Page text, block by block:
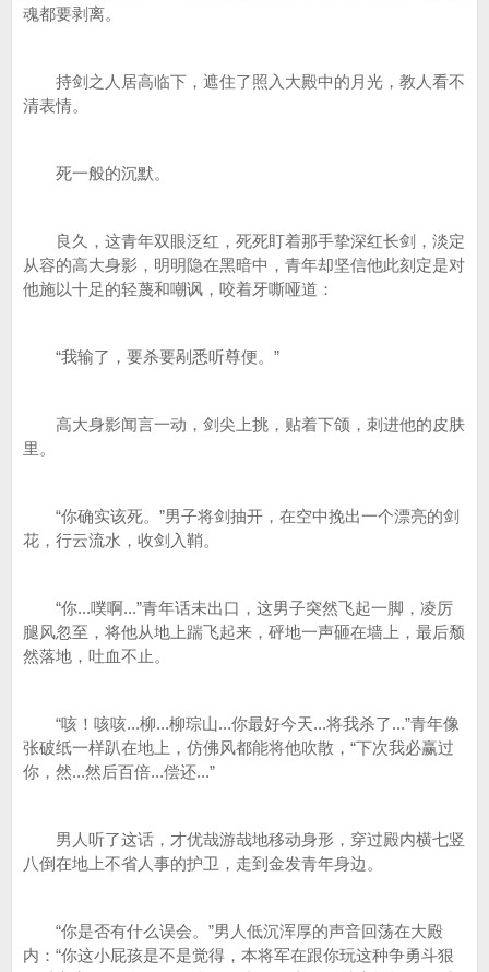
魂都要剥离。
持剑之人居高临下，遮住了照入大殿中的月光，教人看不
清表情。
死一般的沉默。
良久，这青年双眼泛红，死死盯着那手挚深红长剑，淡定
从容的高大身影，明明隐在黑暗中，青年却坚信他此刻定是对
他施以十足的轻蔑和嘲讽，咬着牙嘶哑道：
“我输了，要杀要剐悉听尊便。”
高大身影闻言一动，剑尖上挑，贴着下颌，刺进他的皮肤
里。
“你确实该死。”男子将剑抽开，在空中挽出一个漂亮的剑
花，行云流水，收剑入鞘。
“你...噗啊...”青年话未出口，这男子突然飞起一脚，凌厉
腿风忽至，将他从地上踹飞起来，砰地一声砸在墙上，最后颓
然落地，吐血不止。
“咳！咳咳...柳...柳琮山...你最好今天...将我杀了...”青年像
张破纸一样趴在地上，仿佛风都能将他吹散，“下次我必赢过
你，然...然后百倍...偿还...”
男人听了这话，才优哉游哉地移动身形，穿过殿内横七竖
八倒在地上不省人事的护卫，走到金发青年身边。
“你是否有什么误会。”男人低沉浑厚的声音回荡在大殿
内：“你这小屁孩是不是觉得，本将军在跟你玩这种争勇斗狠